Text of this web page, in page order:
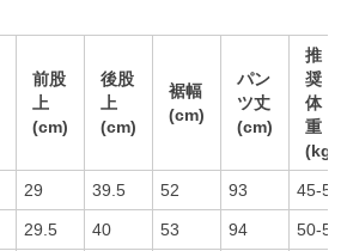
前股
上
(cm)
後股
上
(cm)
裾幅
(cm)
パン
ツ丈
(cm)
推
奨
体
重
(kg)
29 39.5 52 93 45-50
29.5 40 53 94 50-55